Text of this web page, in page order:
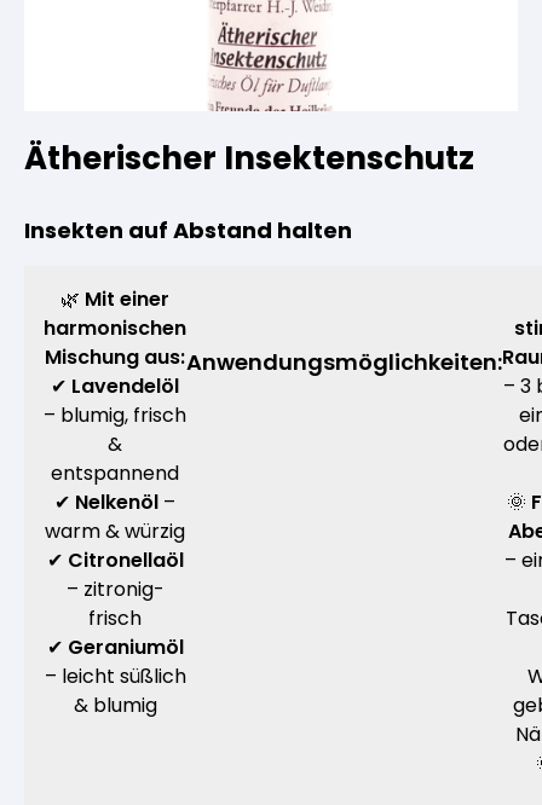
Hautsalben
Kräuter-Auszüge
Bücher
Vereinsgründer Pfarrer Rauscher
Veranstaltungsberichte
Seminare mit Kräuterpfarrer Benedikt
Kräuterpfarrer-Zentrum
Kloster- und Kräuterladen
Kräutergarten
Angebote für Gruppen
Freunde der Heilkräuter
Vereinsvorstellung
Mitglied werden!
Ätherischer Insektenschutz
Insekten auf Abstand halten
🌿 Mit einer
harmonischen
Mischung aus:
✔ Lavendelöl
– blumig, frisch
&
entspannend
✔ Nelkenöl –
warm & würzig
✔ Citronellaöl
– zitronig-
frisch
✔ Geraniumöl
– leicht süßlich
& blumig
Anwendungsmöglichkeiten:
– 3
🌞
–